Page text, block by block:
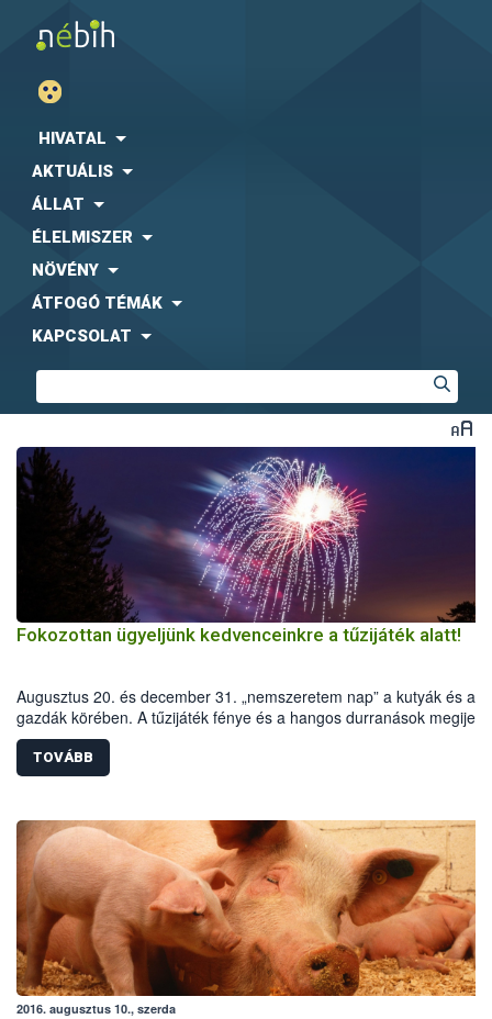
HIVATAL
AKTUÁLIS
ÁLLAT
ÉLELMISZER
NÖVÉNY
ÁTFOGÓ TÉMÁK
KAPCSOLAT
Fokozottan ügyeljünk kedvenceinkre a tűzijáték alatt!
Augusztus 20. és december 31. „nemszeretem nap” a kutyák és a
gazdák körében. A tűzijáték fénye és a hangos durranások
kutyákat, és ha nem ügyelünk, félelmükben világgá szaladhatnak.
Ilyenkor rendszerint megemelkedik az elveszett kutyájukat kereső
gazdák száma. Milyen óvintézkedéseket tehetünk, hogy
TOVÁBB
2016. augusztus 10., szerda